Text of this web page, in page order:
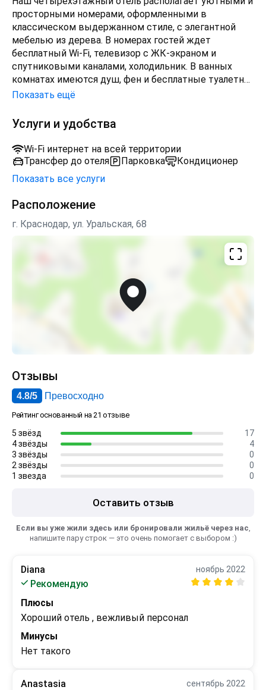
инфраструктура отеля удивят даже самого
требовательного посетителя. В собственном
ресторане подают блюда европейской кухни.
Персонал стойки регистрации предоставляет
туристическую информацию.
просторными номерами, оформленными в
классическом выдержанном стиле, с элегантной
мебелью из дерева. В номерах гостей ждет
бесплатный Wi-Fi, телевизор с ЖК-экраном и
спутниковыми каналами, холодильник. В ванных
комнатах имеются душ, фен и бесплатные туалетно-
косметические принадлежности. В номерах
прибывания.
Показать ещё
Услуги и удобства
Wi-Fi интернет на всей территории
Трансфер до отеля
Парковка
Кондиционер
Показать все услуги
Расположение
г. Краснодар, ул. Уральская, 68
Отзывы
4.8/5 Превосходно
Рейтинг основанный на 21 отзыве
5 звёзд
17
4 звёзды
4
3 звёзды
0
2 звёзды
0
1 звезда
0
Оставить отзыв
Если вы уже жили здесь или бронировали жильё через нас,
напишите пару строк — это очень помогает с выбором :)
Diana
Рекомендую
ноябрь 2022
Плюсы
Хороший отель , вежливый персонал
Минусы
Нет такого
Anastasia
сентябрь 2022